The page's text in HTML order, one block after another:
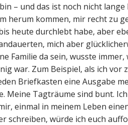
– und das ist noch nicht lange
herum kommen, mir recht zu
heute durchlebt habe, aber
mich aber
Familie da sein, wusste immer,
war. Zum Beispiel, als ich vor
Briefkasten eine Ausgabe
Meine Tagträume sind bunt.
einmal in meinem Leben
schreiben, würde ich euch